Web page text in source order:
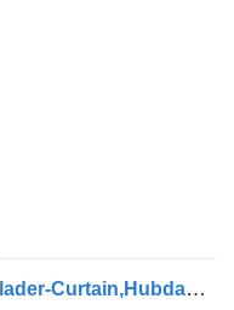
Wecon APD 218/Tandem-Durchlader-Curtain,Hubdach,SAF